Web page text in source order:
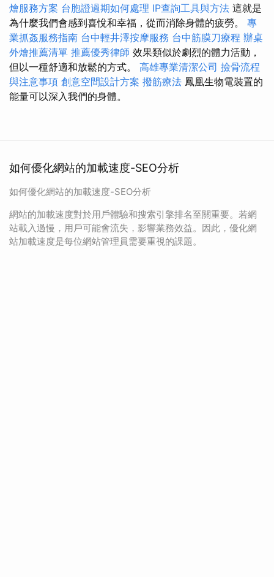
燴服務方案 台胞證過期如何處理 IP查詢工具與方法 這就是
為什麼我們會感到喜悅和幸福，從而消除身體的疲勞。 專
業抓姦服務指南 台中輕井澤按摩服務 台中筋膜刀療程 辦桌
外燴推薦清單 推薦優秀律師 效果類似於劇烈的體力活動，
但以一種舒適和放鬆的方式。 高雄專業清潔公司 撿骨流程
與注意事項 創意空間設計方案 撥筋療法 鳳凰生物電裝置的
能量可以深入我們的身體。
如何優化網站的加載速度-SEO分析
如何優化網站的加載速度-SEO分析
網站的加載速度對於用戶體驗和搜索引擎排名至關重要。若網
站載入過慢，用戶可能會流失，影響業務效益。因此，優化網
站加載速度是每位網站管理員需要重視的課題。